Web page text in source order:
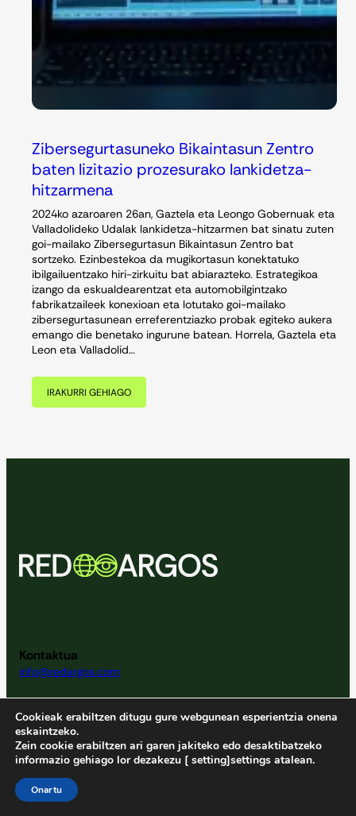
Zibersegurtasuneko Bikaintasun Zentro
baten lizitazio prozesurako lankidetza-
hitzarmena
2024ko azaroaren 26an, Gaztela eta Leongo Gobernuak eta
Valladolideko Udalak lankidetza-hitzarmen bat sinatu zuten
goi-mailako Zibersegurtasun Bikaintasun Zentro bat
sortzeko. Ezinbestekoa da mugikortasun konektatuko
ibilgailuentzako hiri-zirkuitu bat abiarazteko. Estrategikoa
izango da eskualdearentzat eta automobilgintzako
fabrikatzaileek konexioan eta lotutako goi-mailako
zibersegurtasunean erreferentziazko probak egiteko aukera
emango die benetako ingurune batean. Horrela, Gaztela eta
Leon eta Valladolid…
IRAKURRI GEHIAGO
Kontaktua
info@redargos.com
ARGOS Gorriari buruz
Nor garen
Arrakasta istorioak
Agenda
Cookieak erabiltzen ditugu gure webgunean esperientzia onena
eskaintzeko.
Zein cookie erabiltzen ari garen jakiteko edo desaktibatzeko
informazio gehiago lor dezakezu [ setting]settings atalean.
Onartu